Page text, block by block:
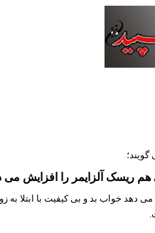
ریسک آلزایمر را افزایش می
دهد خواب بد و بی کیفیت با ابتلا به